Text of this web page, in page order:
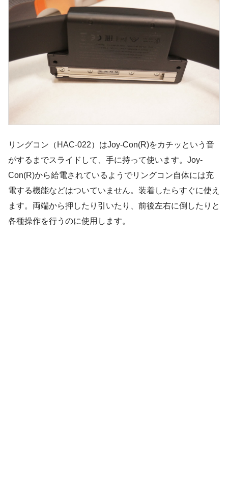
リングコン（HAC-022）はJoy-Con(R)をカチッという音
がするまでスライドして、手に持って使います。Joy-
Con(R)から給電されているようでリングコン自体には充
電する機能などはついていません。装着したらすぐに使え
ます。両端から押したり引いたり、前後左右に倒したりと
各種操作を行うのに使用します。